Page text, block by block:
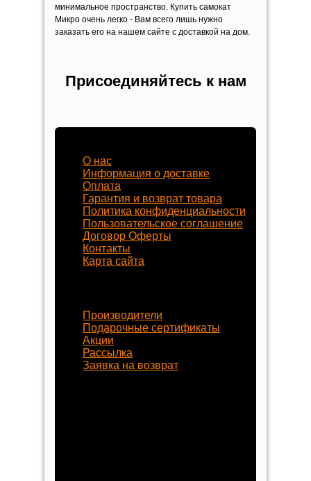
минимальное пространство. Купить самокат
Микро очень легко - Вам всего лишь нужно
заказать его на нашем сайте с доставкой на дом.
Присоединяйтесь к нам
Наш магазин
О нас
Информация о доставке
Оплата
Гарантия и возврат товара
Политика конфиденциальности
Пользовательское соглашение
Договор Оферты
Контакты
Карта сайта
Производители
Подарочные сертификаты
Акции
Рассылка
Заявка на возврат